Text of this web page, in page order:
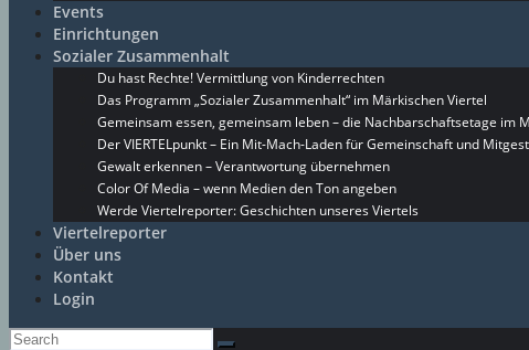
Events
Einrichtungen
Sozialer Zusammenhalt
Du hast Rechte! Vermittlung von Kinderrechten
Das Programm „Sozialer Zusammenhalt“ im Märkischen Viertel
Gemeinsam essen, gemeinsam leben – die Nachbarschaftsetage im
Der VIERTELpunkt – Ein Mit-Mach-Laden für Gemeinschaft und
Gewalt erkennen – Verantwortung übernehmen
Color Of Media – wenn Medien den Ton angeben
Werde Viertelreporter: Geschichten unseres Viertels
Viertelreporter
Über uns
Kontakt
Login